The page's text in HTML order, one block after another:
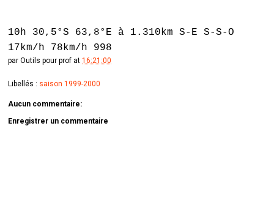
10h 30,5°S 63,8°E à 1.310km S-E S-S-O
17km/h 78km/h 998
parOutils pour prof at16:21:00
Libellés : saison 1999-2000
Aucun commentaire:
Enregistrer un commentaire